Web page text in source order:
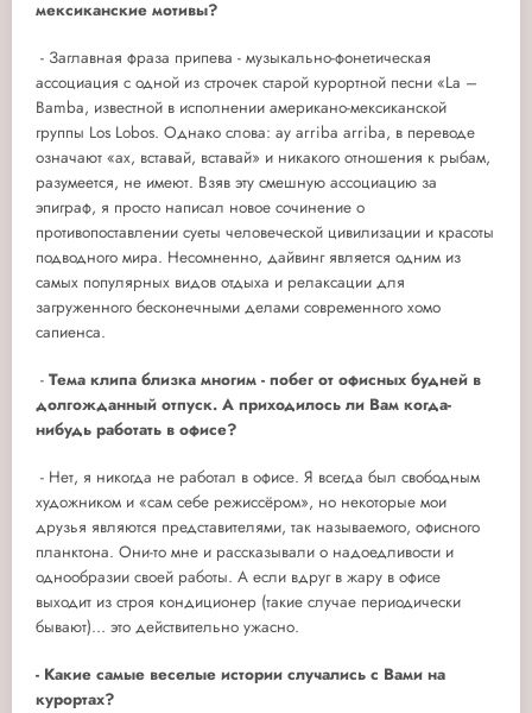
мексиканские мотивы?
- Заглавная фраза припева - музыкально-фонетическая
ассоциация с одной из строчек старой курортной песни «La –
Bamba, известной в исполнении американо-мексиканской
группы Los Lobos. Однако слова: ay arriba arriba, в переводе
означают «ах, вставай, вставай» и никакого отношения к рыбам,
разумеется, не имеют. Взяв эту смешную ассоциацию за
эпиграф, я просто написал новое сочинение о
противопоставлении суеты человеческой цивилизации и красоты
подводного мира. Несомненно, дайвинг является одним из
самых популярных видов отдыха и релаксации для
загруженного бесконечными делами современного хомо
сапиенса.
- Тема клипа близка многим - побег от офисных будней в
долгожданный отпуск. А приходилось ли Вам когда-
нибудь работать в офисе?
- Нет, я никогда не работал в офисе. Я всегда был свободным
художником и «сам себе режиссёром», но некоторые мои
друзья являются представителями, так называемого, офисного
планктона. Они-то мне и рассказывали о надоедливости и
однообразии своей работы. А если вдруг в жару в офисе
выходит из строя кондиционер (такие случае периодически
бывают)… это действительно ужасно.
- Какие самые веселые истории случались с Вами на
курортах?